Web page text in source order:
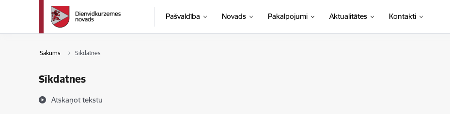
Pāriet uz lapas saturu
Pašvaldība Novads Pakalpojumi Aktualitātes Kontakti
Sākums Sīkdatnes
Sīkdatnes
Atskaņot tekstu